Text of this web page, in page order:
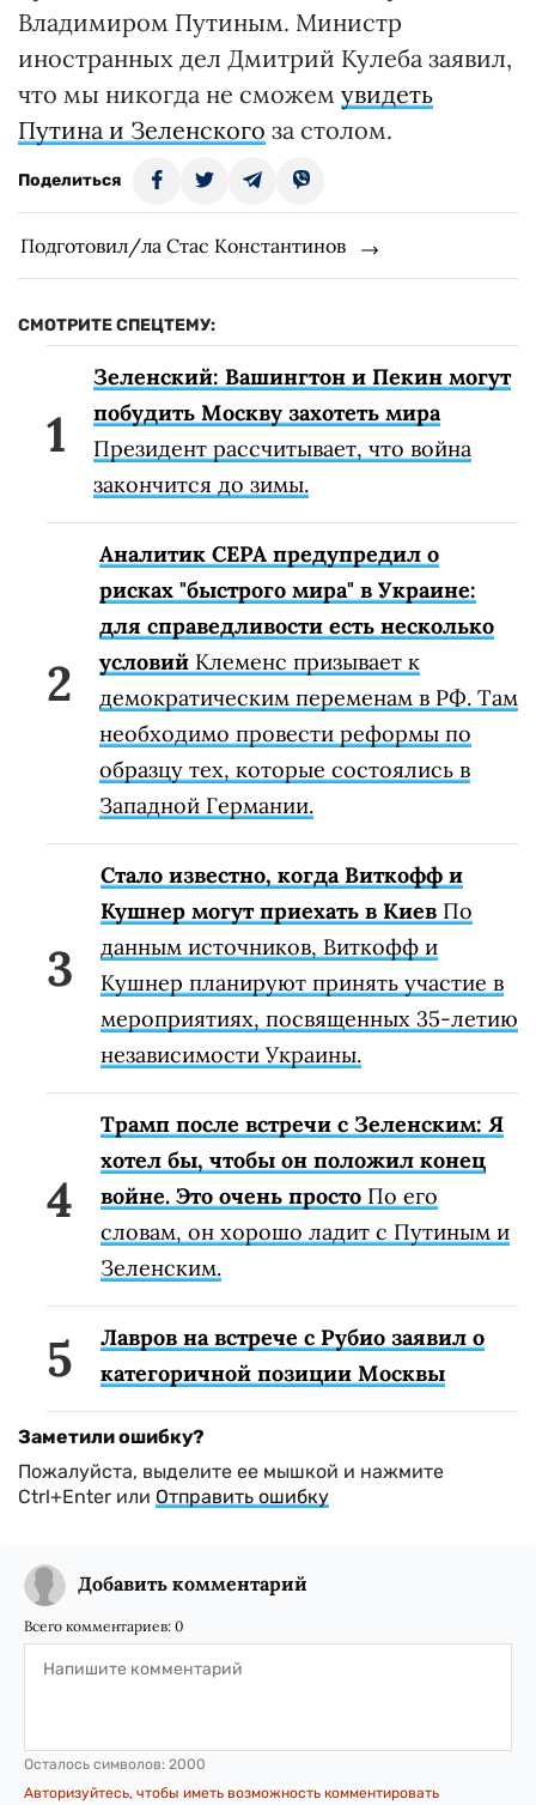
Владимиром Путиным. Министр
иностранных дел Дмитрий Кулеба заявил,
что мы никогда не сможем увидеть
Путина и Зеленского за столом.
Поделиться
Подготовил/ла Стас Константинов
СМОТРИТЕ СПЕЦТЕМУ:
Зеленский: Вашингтон и Пекин могут
побудить Москву захотеть мира
Президент рассчитывает, что война
закончится до зимы.
Аналитик CEPA предупредил о
рисках "быстрого мира" в Украине:
для справедливости есть несколько
условий Клеменс призывает к
демократическим переменам в РФ. Там
необходимо провести реформы по
образцу тех, которые состоялись в
Западной Германии.
Стало известно, когда Виткофф и
Кушнер могут приехать в Киев По
данным источников, Виткофф и
Кушнер планируют принять участие в
мероприятиях, посвященных 35-летию
независимости Украины.
Трамп после встречи с Зеленским: Я
хотел бы, чтобы он положил конец
войне. Это очень просто По его
словам, он хорошо ладит с Путиным и
Зеленским.
Лавров на встрече с Рубио заявил о
категоричной позиции Москвы
Заметили ошибку?
Пожалуйста, выделите ее мышкой и нажмите
Ctrl+Enter или Отправить ошибку
Добавить комментарий
Всего комментариев: 0
Осталось символов: 2000
Авторизуйтесь, чтобы иметь возможность комментировать